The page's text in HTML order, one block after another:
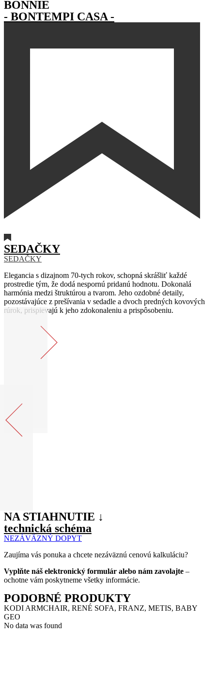
BONNIE
- BONTEMPI CASA -
SEDAČKY
SEDAČKY
Elegancia s dizajnom 70-tych rokov, schopná skrášliť každé
prostredie tým, že dodá nespornú pridanú hodnotu. Dokonalá
harmónia medzi štruktúrou a tvarom. Jeho ozdobné detaily,
pozostávajúce z prešívania v sedadle a dvoch predných kovových
rúrok, prispievajú k jeho zdokonaleniu a prispôsobeniu.
NA STIAHNUTIE ↓
technická schéma
NEZÁVÄZNÝ DOPYT
Zaujíma vás ponuka a chcete nezáväznú cenovú kalkuláciu?
Vyplňte náš elektronický formulár alebo nám zavolajte –
ochotne vám poskytneme všetky informácie.
PODOBNÉ PRODUKTY
KODI ARMCHAIR, RENÉ SOFA, FRANZ, METIS, BABY
GEO
No data was found